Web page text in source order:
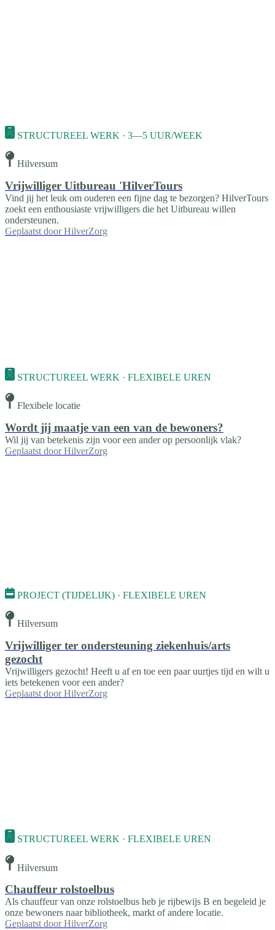
STRUCTUREEL WERK · 3—5 UUR/WEEK
Hilversum
Vrijwilliger Uitbureau 'HilverTours
Vind jij het leuk om ouderen een fijne dag te bezorgen? HilverTours
zoekt een enthousiaste vrijwilligers die het Uitbureau willen
ondersteunen.
Geplaatst door HilverZorg
STRUCTUREEL WERK · FLEXIBELE UREN
Flexibele locatie
Wordt jij maatje van een van de bewoners?
Wil jij van betekenis zijn voor een ander op persoonlijk vlak?
Geplaatst door HilverZorg
PROJECT (TIJDELIJK) · FLEXIBELE UREN
Hilversum
Vrijwilliger ter ondersteuning ziekenhuis/arts
gezocht
Vrijwilligers gezocht! Heeft u af en toe een paar uurtjes tijd en wilt u
iets betekenen voor een ander?
Geplaatst door HilverZorg
STRUCTUREEL WERK · FLEXIBELE UREN
Hilversum
Chauffeur rolstoelbus
Als chauffeur van onze rolstoelbus heb je rijbewijs B en begeleid je
onze bewoners naar bibliotheek, markt of andere locatie.
Geplaatst door HilverZorg